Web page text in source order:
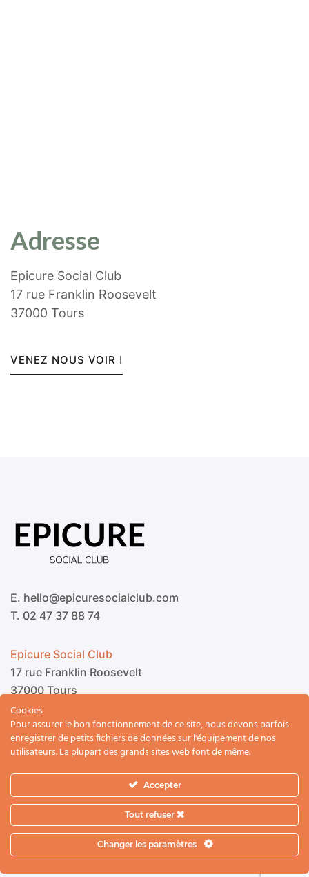
Adresse
Epicure Social Club
17 rue Franklin Roosevelt
37000 Tours
VENEZ NOUS VOIR !
E. hello@epicuresocialclub.com
T. 02 47 37 88 74
Epicure Social Club
17 rue Franklin Roosevelt
37000 Tours
2023 © Epicure Social Club
Mentions légales Cookies Vie privée
Cookies
Pour assurer le bon fonctionnement de ce site, nous devons parfois
enregistrer de petits fichiers de données sur l'équipement de nos
utilisateurs. La plupart des grands sites web font de même.
Accepter
Tout refuser
Changer les paramètres